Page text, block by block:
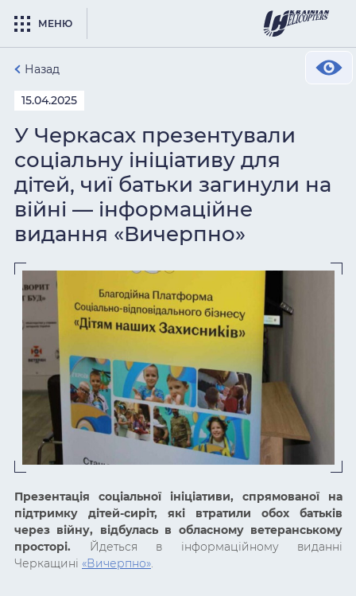
МЕНЮ
Назад
15.04.2025
У Черкасах презентували
соціальну ініціативу для
дітей, чиї батьки загинули на
війні — інформаційне
видання «Вичерпно»
Презентація соціальної ініціативи, спрямованої на
підтримку дітей-сиріт, які втратили обох батьків
через війну, відбулась в обласному ветеранському
просторі.
Йдеться в інформаційному виданні
Черкащині «Вичерпно».